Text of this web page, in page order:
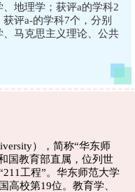
地理学；获评a的学科2
评a-的学科7个，分别
马克思主义理论、公共
），简称“华东师
国教育部直属，位列世
工程”。华东师范大学
高校第19位。教育学、